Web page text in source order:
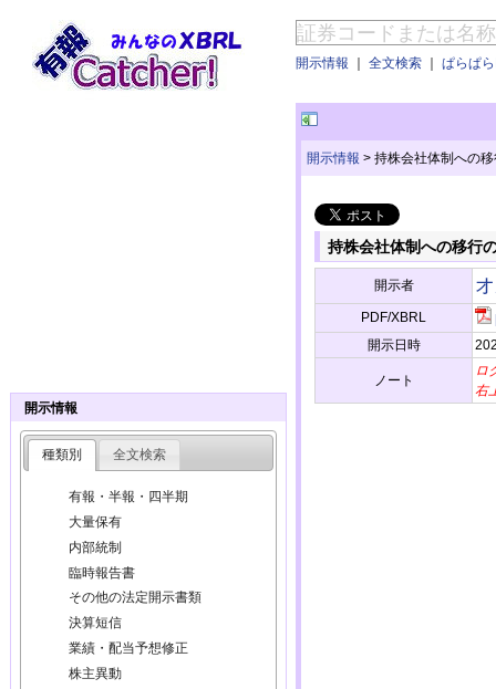
開示情報 ｜ 全文検索 ｜ ぱらぱ
開示情報 > 持株会社体制への
持株会社体制への移行
開示者
PDF/XBRL
開示日時
ノート
ロ
右
開示情報
種類別 全文検索
有報・半報・四半期
大量保有
内部統制
臨時報告書
その他の法定開示書類
決算短信
業績・配当予想修正
株主異動